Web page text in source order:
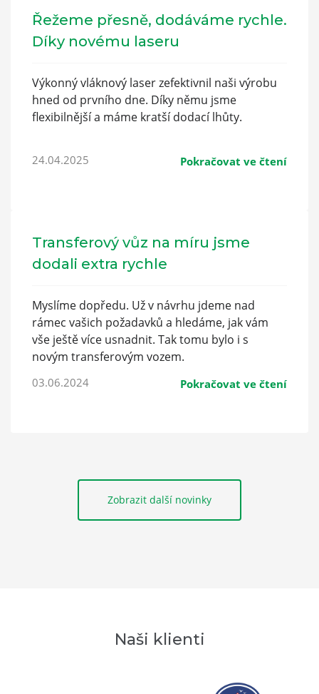
Řežeme přesně, dodáváme rychle.
Díky novému laseru
Výkonný vláknový laser zefektivnil naši výrobu
hned od prvního dne. Díky němu jsme
flexibilnější a máme kratší dodací lhůty.
24.04.2025 Pokračovat ve čtení
Transferový vůz na míru jsme
dodali extra rychle
Myslíme dopředu. Už v návrhu jdeme nad
rámec vašich požadavků a hledáme, jak vám
vše ještě více usnadnit. Tak tomu bylo i s
novým transferovým vozem.
03.06.2024 Pokračovat ve čtení
Zobrazit další novinky
Naši klienti